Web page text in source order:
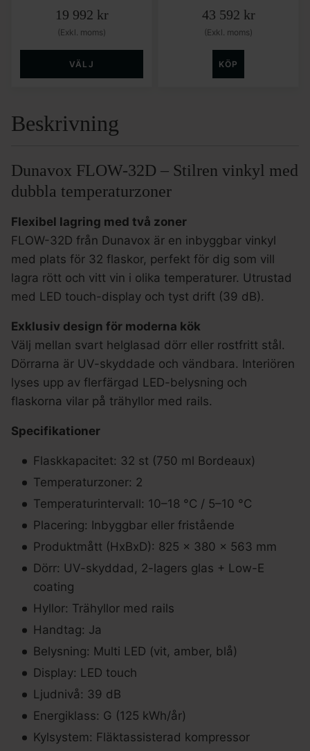
19 992 kr
(Exkl. moms)
VÄLJ
43 592 kr
(Exkl. moms)
KÖP
Beskrivning
Dunavox FLOW-32D – Stilren vinkyl med
dubbla temperaturzoner
Flexibel lagring med två zoner
FLOW-32D från Dunavox är en inbyggbar vinkyl
med plats för 32 flaskor, perfekt för dig som vill
lagra rött och vitt vin i olika temperaturer. Utrustad
med LED touch-display och tyst drift (39 dB).
Exklusiv design för moderna kök
Välj mellan svart helglasad dörr eller rostfritt stål.
Dörrarna är UV-skyddade och vändbara. Interiören
lyses upp av flerfärgad LED-belysning och
flaskorna vilar på trähyllor med rails.
Specifikationer
Flaskkapacitet: 32 st (750 ml Bordeaux)
Temperaturzoner: 2
Temperaturintervall: 10–18 °C / 5–10 °C
Placering: Inbyggbar eller fristående
Produktmått (HxBxD): 825 × 380 × 563 mm
Dörr: UV-skyddad, 2-lagers glas + Low-E
coating
Hyllor: Trähyllor med rails
Handtag: Ja
Belysning: Multi LED (vit, amber, blå)
Display: LED touch
Ljudnivå: 39 dB
Energiklass: G (125 kWh/år)
Kylsystem: Fläktassisterad kompressor